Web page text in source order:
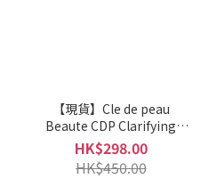
【現貨】Cle de peau
Beaute CDP Clarifying
Cleansing Foam (清爽新版)
HK$298.00
HK$450.00